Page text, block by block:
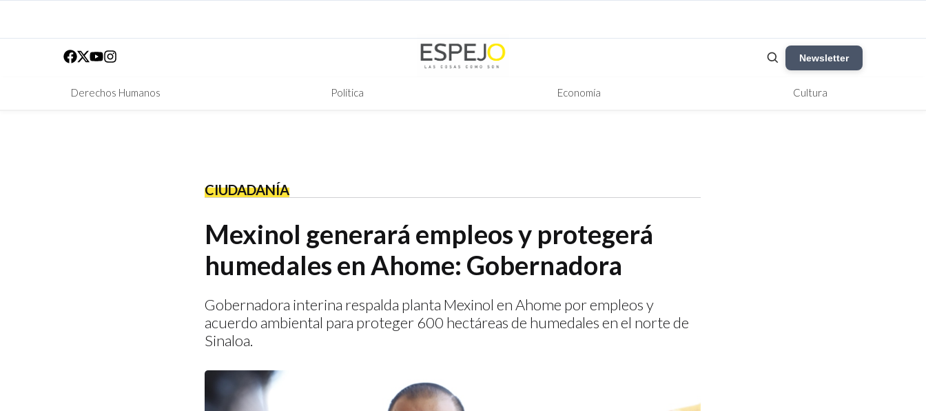
Newsletter
Derechos Humanos Política Economía Cultura
CIUDADANÍA
Mexinol generará empleos y protegerá
humedales en Ahome: Gobernadora
Gobernadora interina respalda planta Mexinol en Ahome por empleos y
acuerdo ambiental para proteger 600 hectáreas de humedales en el norte de
Sinaloa.